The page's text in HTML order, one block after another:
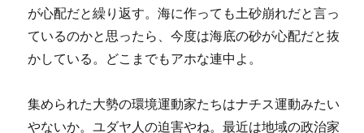
が心配だと繰り返す。海に作っても土砂崩れだと言っ
ているのかと思ったら、今度は海底の砂が心配だと抜
かしている。どこまでもアホな連中よ。
集められた大勢の環境運動家たちはナチス運動みたい
やないか。ユダヤ人の迫害やね。最近は地域の政治家